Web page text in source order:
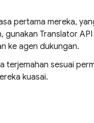
pertama mereka,
Translator
ke agen dukungan.
terjemahan sesuai
kuasai.